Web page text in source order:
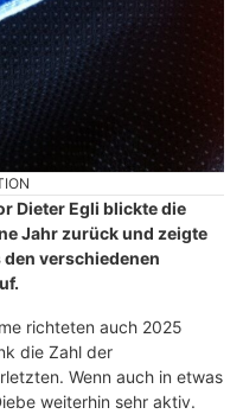
Dieter Egli blickte die
Jahr zurück und zeigte
verschiedenen
richteten auch 2025
die Zahl der
Wenn auch in etwas
weiterhin sehr aktiv.